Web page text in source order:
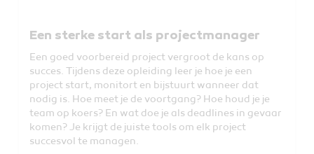
Een sterke start als projectmanager
Een goed voorbereid project vergroot de kans op
succes. Tijdens deze opleiding leer je hoe je een
project start, monitort en bijstuurt wanneer dat
nodig is. Hoe meet je de voortgang? Hoe houd je je
team op koers? En wat doe je als deadlines in gevaar
komen? Je krijgt de juiste tools om elk project
succesvol te managen.